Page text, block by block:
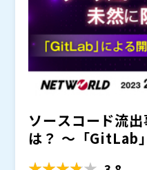
ソースコード流
は？ 〜「GitLab